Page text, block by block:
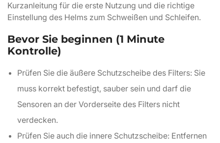
Kurzanleitung für die erste Nutzung und die richtige
Einstellung des Helms zum Schweißen und Schleifen.
Bevor Sie beginnen (1 Minute
Kontrolle)
Prüfen Sie die äußere Schutzscheibe des Filters: Sie
muss korrekt befestigt, sauber sein und darf die
Sensoren an der Vorderseite des Filters nicht
verdecken.
Prüfen Sie auch die innere Schutzscheibe: Entfernen